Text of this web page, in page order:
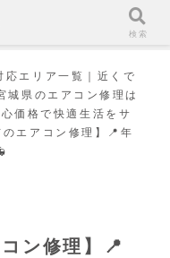
応エリア一覧｜近くで
城県のエアコン修理は
価格で快適生活をサ
のエアコン修理】📍年
ン修理】📍
検索